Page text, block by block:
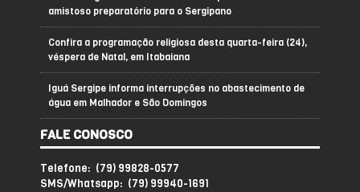
amistoso preparatório para o Sergipano
Confira a programação religiosa desta quarta-feira (24),
véspera de Natal, em Itabaiana
Iguá Sergipe informa interrupções no abastecimento de
água em Malhador e São Domingos
FALE CONOSCO
Telefone: (79) 99828-0577
SMS/Whatsapp: (79) 99940-1691